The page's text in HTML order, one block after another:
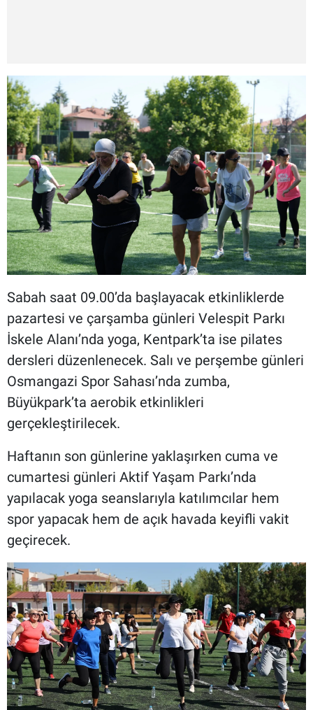
Sabah saat 09.00’da başlayacak etkinliklerde
pazartesi ve çarşamba günleri Velespit Parkı
İskele Alanı’nda yoga, Kentpark’ta ise pilates
dersleri düzenlenecek. Salı ve perşembe günleri
Osmangazi Spor Sahası’nda zumba,
Büyükpark’ta aerobik etkinlikleri
gerçekleştirilecek.
Haftanın son günlerine yaklaşırken cuma ve
cumartesi günleri Aktif Yaşam Parkı’nda
yapılacak yoga seanslarıyla katılımcılar hem
spor yapacak hem de açık havada keyifli vakit
geçirecek.